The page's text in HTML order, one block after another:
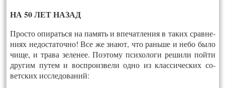
НА 50 ЛЕТ НА­ЗАД
Прос­то опи­рать­ся на па­мять и впе­чат­ле­ния в та­ких срав­не­
ни­ях не­дос­та­точ­но! Все же зна­ют, что рань­ше и не­бо бы­ло
чи­ще, и тра­ва зе­ленее. По­это­му пси­холо­ги ре­шили пой­ти
дру­гим пу­тем и восп­ро­из­ве­ли од­но из клас­си­чес­ких со­
ветс­ких исс­ле­дова­ний: